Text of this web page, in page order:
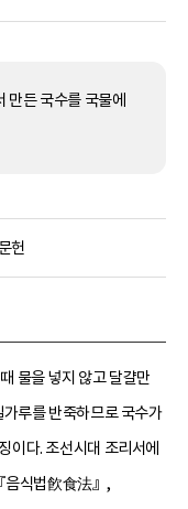
만든 국수를 국물에
헌
물을 넣지 않고 달걀만
루를 반죽하므로 국수가
이다. 조선시대 조리서에
음식법飮食法』,